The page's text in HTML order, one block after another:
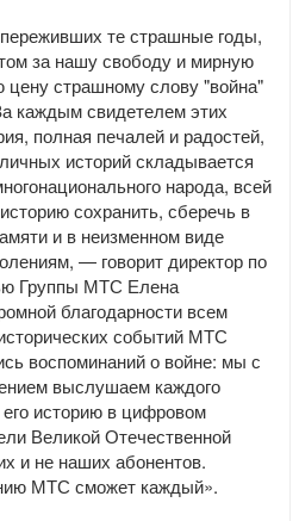
те страшные годы,
за нашу свободу и мирную
страшному слову "война"
каждым свидетелем этих
полная печалей и радостей,
историй складывается
народа, всей
сохранить, сберечь в
и в неизменном виде
— говорит директор по
Группы МТС Елена
благодарности всем
событий МТС
воспоминаний о войне: мы с
выслушаем каждого
историю в цифровом
Великой Отечественной
и не наших абонентов.
МТС сможет каждый».